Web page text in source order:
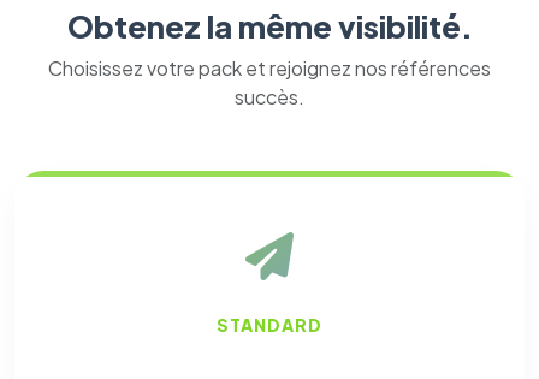
Obtenez la même visibilité.
Choisissez votre pack et rejoignez nos références
succès.
STANDARD